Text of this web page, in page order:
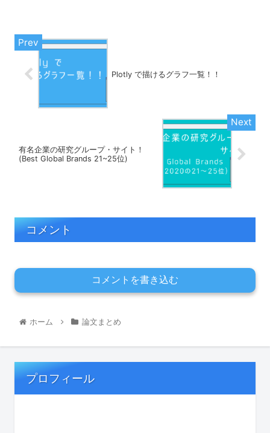
Plotly で描けるグラフ一覧！！
有名企業の研究グループ・サイト！
(Best Global Brands 21~25位)
コメント
コメントを書き込む
ホーム 論文まとめ
プロフィール